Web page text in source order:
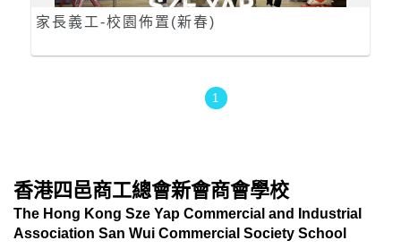
家長義工-校園佈置(新春)
1
香港四邑商工總會新會商會學校
The Hong Kong Sze Yap Commercial and Industrial
Association San Wui Commercial Society School